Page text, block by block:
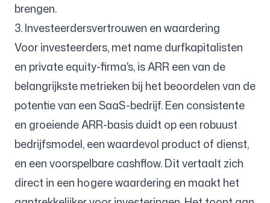
brengen.
3. Investeerdersvertrouwen en waardering
Voor investeerders, met name durfkapitalisten
en private equity-firma's, is ARR een van de
belangrijkste metrieken bij het beoordelen van de
potentie van een SaaS-bedrijf. Een consistente
en groeiende ARR-basis duidt op een robuust
bedrijfsmodel, een waardevol product of dienst,
en een voorspelbare cashflow. Dit vertaalt zich
direct in een hogere waardering en maakt het